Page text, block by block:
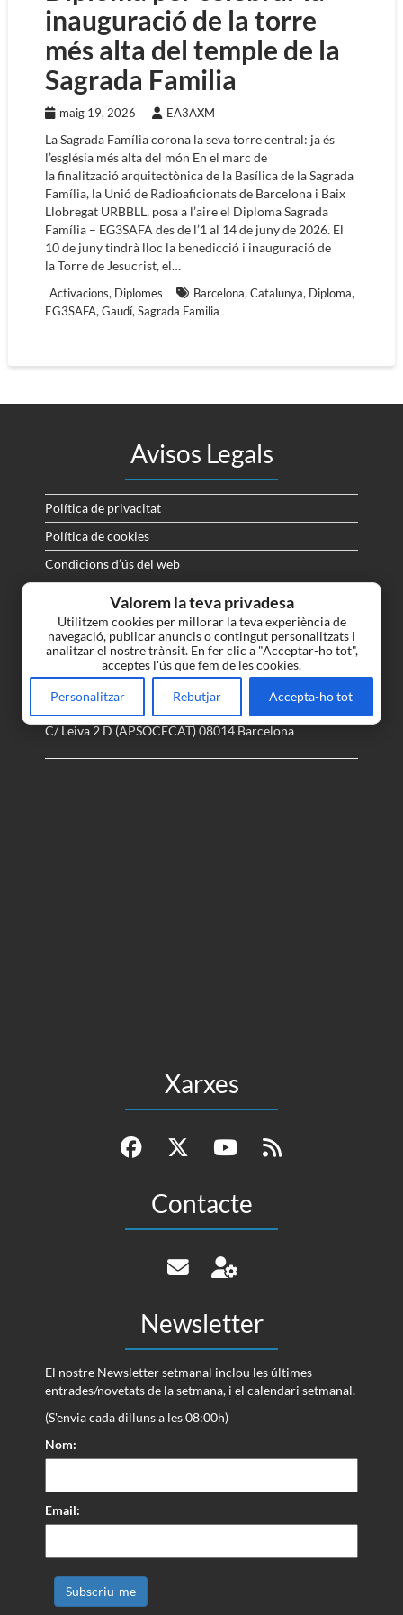
Valorem la teva privadesa
Utilitzem cookies per millorar la teva experiència de
navegació, publicar anuncis o contingut personalitzats i
analitzar el nostre trànsit. En fer clic a "Acceptar-ho tot",
acceptes l'ús que fem de les cookies.
Personalitzar Rebutjar Accepta-ho tot
inauguració de la torre
més alta del temple de la
Sagrada Familia
maig 19, 2026 EA3AXM
La Sagrada Família corona la seva torre central: ja és
l’església més alta del món En el marc de
la finalització arquitectònica de la Basílica de la Sagrada
Família, la Unió de Radioaficionats de Barcelona i Baix
Llobregat URBBLL, posa a l’aire el Diploma Sagrada
Família – EG3SAFA des de l’1 al 14 de juny de 2026. El
10 de juny tindrà lloc la benedicció i inauguració de
la Torre de Jesucrist, el…
Activacions, Diplomes Barcelona,Catalunya, Diploma,
EG3SAFA,Gaudí,Sagrada Familia
Avisos Legals
Política de privacitat
Política de cookies
Condicions d’ús del web
On Som
Tots els dimarts i dijous de 18:00 a 20:00, els dissabtes
de 10 a 13 (Coffee Ham), i l’últim dissabte de cada mes
fem uns “Encants” de material que els socis posen a la
venda.
C/ Leiva 2 D (APSOCECAT) 08014 Barcelona
Xarxes
Contacte
Newsletter
El nostre Newsletter setmanal inclou les últimes
entrades/novetats de la setmana, i el calendari setmanal.
(S'envia cada dilluns a les 08:00h)
Nom:
Email: